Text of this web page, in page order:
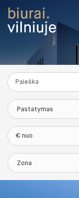
Pastatymas
Zona